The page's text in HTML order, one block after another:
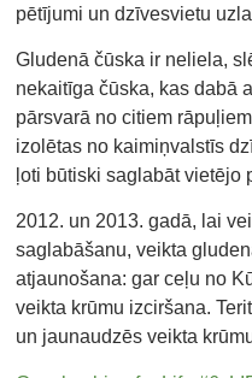
pētījumi un dzīvesvietu
Gludenā čūska ir neliela,
nekaitīga čūska, kas dabā
pārsvarā no citiem
izolētas no kaimiņvalstīs
ļoti būtiski saglabāt vietējo
2012. un 2013. gadā, lai
saglabāšanu, veikta
atjaunošana: gar ceļu no
veikta krūmu izciršana.
un jaunaudzēs veikta